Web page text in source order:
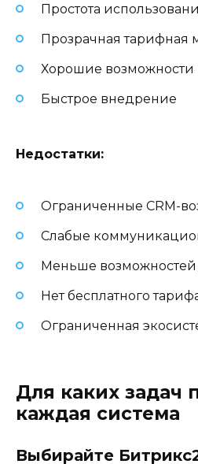
Простота
Прозрачная тарифная
Хорошие возможности
Быстрое внедрение
Недостатки:
Ограниченные CRM-
Слабые
Меньше возможностей
Нет бесплатного
Ограниченная
Для каких задач
каждая система
Выбирайте